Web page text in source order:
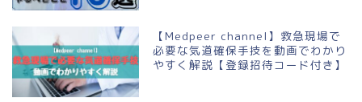
【Medpeer channel】救急現場で
必要な気道確保手技を動画でわかり
やすく解説【登録招待コード付き】